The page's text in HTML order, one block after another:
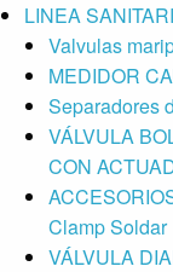
LINEA
Valvulas
MEDIDOR
Separadores
VÁLVULA
CON
Clamp Soldar
VÁLVULA